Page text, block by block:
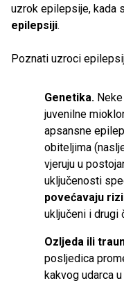
uzrok epilepsije, kada
epilepsiji.
Poznati uzroci
Genetika.
juvenilne
apsansne
obiteljima
vjeruju u
uključenosti
povećavaju
uključeni i drugi
Ozljeda ili
posljedica
kakvog udarca